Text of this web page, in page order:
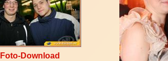
Foto-Download